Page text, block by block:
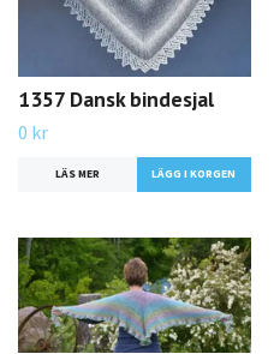
1357 Dansk bindesjal
0 kr
LÄS MER